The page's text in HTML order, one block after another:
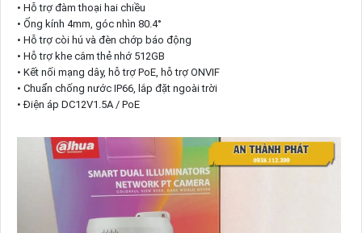
• Hỗ trợ đàm thoại hai chiều
• Ống kính 4mm, góc nhìn 80.4°
• Hỗ trợ còi hú và đèn chớp báo động
• Hỗ trợ khe cắm thẻ nhớ 512GB
• Kết nối mạng dây, hỗ trợ PoE, hỗ trợ ONVIF
• Chuẩn chống nước IP66, lắp đặt ngoài trời
• Điện áp DC12V1.5A / PoE